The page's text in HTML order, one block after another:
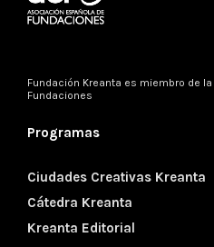
Fundación Kreanta es miembro de la
Fundaciones
Programas
Ciudades Creativas Kreanta
Cátedra Kreanta
Kreanta Editorial